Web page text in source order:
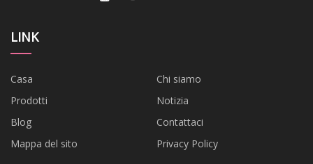
LINK
Casa
Chi siamo
Prodotti
Notizia
Blog
Contattaci
Mappa del sito
Privacy Policy